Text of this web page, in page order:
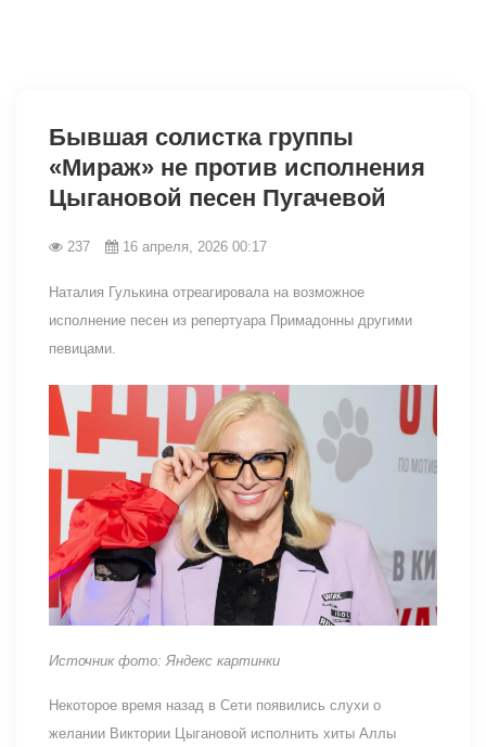
Бывшая солистка группы
«Мираж» не против исполнения
Цыгановой песен Пугачевой
237 16 апреля, 2026 00:17
Наталия Гулькина отреагировала на возможное
исполнение песен из репертуара Примадонны другими
певицами.
Источник фото: Яндекс картинки
Некоторое время назад в Сети появились слухи о
желании Виктории Цыгановой исполнить хиты Аллы